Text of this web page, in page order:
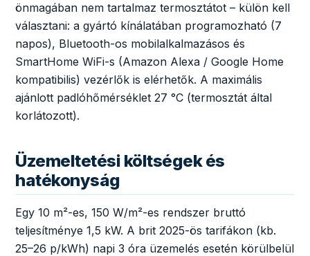
önmagában nem tartalmaz termosztátot – külön kell
választani: a gyártó kínálatában programozható (7
napos), Bluetooth-os mobilalkalmazásos és
SmartHome WiFi-s (Amazon Alexa / Google Home
kompatibilis) vezérlők is elérhetők. A maximális
ajánlott padlóhőmérséklet 27 °C (termosztát által
korlátozott).
Üzemeltetési költségek és
hatékonyság
Egy 10 m²-es, 150 W/m²-es rendszer bruttó
teljesítménye 1,5 kW. A brit 2025-ös tarifákon (kb.
25–26 p/kWh) napi 3 óra üzemelés esetén körülbelül